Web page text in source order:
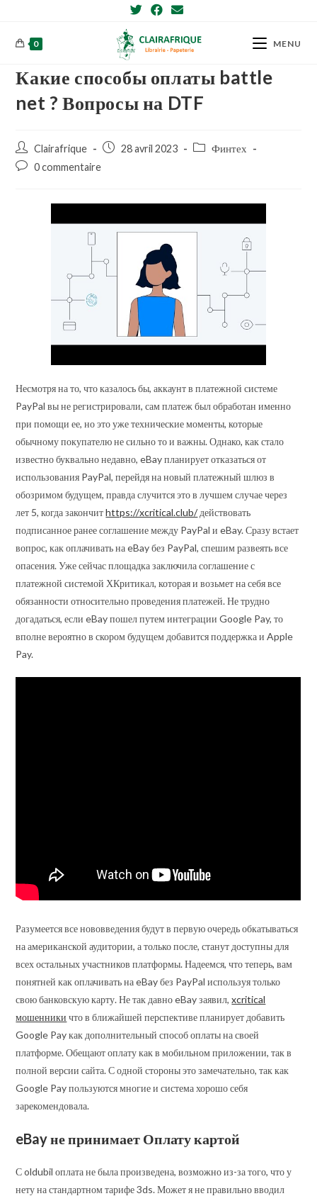
content0 MENU
Какие способы оплаты battle
net ? Вопросы на DTF
Post
author:
Clairafrique
Post28 avril 2023
PostФинтех
Post0 commentaire
Несмотря на то, что казалось бы, аккаунт в платежной системе
PayPal вы не регистрировали, сам платеж был обработан именно
при помощи ее, но это уже технические моменты, которые
обычному покупателю не сильно то и важны. Однако, как стало
известно буквально недавно, eBay планирует отказаться от
использования PayPal, перейдя на новый платежный шлюз в
обозримом будущем, правда случится это в лучшем случае через
лет 5, когда закончитhttps://xcritical.club/действовать
подписанное ранее соглашение между PayPal и eBay. Сразу встает
вопрос, как оплачивать на eBay без PayPal, спешим развеять все
опасения. Уже сейчас площадка заключила соглашение с
платежной системой ХКритикал, которая и возьмет на себя все
обязанности относительно проведения платежей. Не трудно
догадаться, если eBay пошел путем интеграции Google Pay, то
вполне вероятно в скором будущем добавится поддержка и Apple
Pay.
Разумеется все нововведения будут в первую очередь обкатываться
на американской аудитории, а только после, станут доступны для
всех остальных участников платформы. Надеемся, что теперь, вам
понятней как оплачивать на eBay без PayPal используя только
свою банковскую карту. Не так давно eBay заявил,xcritical
мошенники что в ближайшей перспективе планирует добавить
Google Pay как дополнительный способ оплаты на своей
платформе. Обещают оплату как в мобильном приложении, так в
полной версии сайта. С одной стороны это замечательно, так как
Google Pay пользуются многие и система хорошо себя
зарекомендовала.
eBay не принимает Оплату картой
С oldubil оплата не была произведена, возможно из-за того, что у
нету на стандартном тарифе 3ds. Может я не правильно вводил